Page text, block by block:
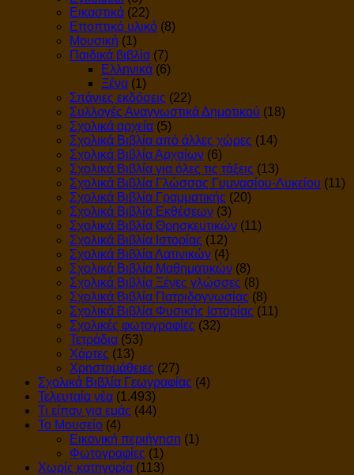
Εικαστικά (22)
Εποπτικό υλικό (8)
Μουσική (1)
Παιδικά βιβλία (7)
Ελληνικά (6)
Ξένα (1)
Σπάνιες εκδόσεις (22)
Συλλογές Αναγνωστικά Δημοτικού (18)
Σχολικά αρχεία (5)
Σχολικά Βιβλία από άλλες χώρες (14)
Σχολικά Βιβλία Αρχαίων (6)
Σχολικά Βιβλία για όλες τις τάξεις (13)
Σχολικά Βιβλία Γλώσσας Γυμνασίου-Λυκείου (11)
Σχολικά Βιβλία Γραμματικής (20)
Σχολικά Βιβλία Εκθέσεων (3)
Σχολικά Βιβλία Θρησκευτικών (11)
Σχολικά Βιβλία Ιστορίας (12)
Σχολικά Βιβλία Λατινικών (4)
Σχολικά Βιβλία Μαθηματικών (8)
Σχολικά Βιβλία Ξένες γλώσσες (8)
Σχολικά Βιβλία Πατριδογνωσίας (8)
Σχολικά Βιβλία Φυσικής Ιστορίας (11)
Σχολικές φωτογραφίες (32)
Τετράδια (53)
Χάρτες (13)
Χρηστομάθειες (27)
Σχολικά Βιβλία Γεωγραφίας (4)
Τελευταία νέα (1.493)
Τι είπαν για εμάς (44)
Το Μουσείο (4)
Εικονική περιήγηση (1)
Φωτογραφίες (1)
Χωρίς κατηγορία (113)